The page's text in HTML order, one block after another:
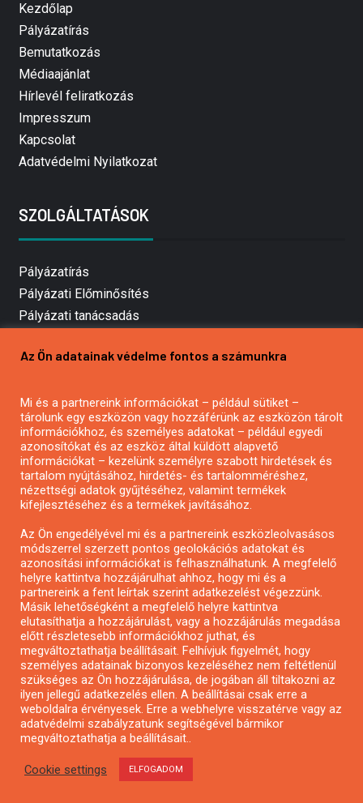
Kezdőlap
Pályázatírás
Bemutatkozás
Médiaajánlat
Hírlevél feliratkozás
Impresszum
Kapcsolat
Adatvédelmi Nyilatkozat
SZOLGÁLTATÁSOK
Pályázatírás
Pályázati Előminősítés
Pályázati tanácsadás
Mezőgazdasági pályázatírás
Pályázatírás civil szervezeteknek
Pályázatírás önkormányzatoknak
Pályázatfigyelés
Specifikus pályázatfigyelés vagy hírlevél
Pályázatok magánszemélyeknek
Pályázatok civil szervezeteknek
Pályázatok vállalkozásoknak
Önkormányzati pályázatok
Mezőgazdasági pályázatok
Falusi turizmus pályázatok
Napelem pályázatok
GINOP pályázatok
Copyright © All rights reserved.
Az Ön adatainak védelme fontos a számunkra
Mi és a partnereink információkat – például sütiket –
tárolunk egy eszközön vagy hozzáférünk az eszközön tárolt
információkhoz, és személyes adatokat – például egyedi
azonosítókat és az eszköz által küldött alapvető
információkat – kezelünk személyre szabott hirdetések és
tartalom nyújtásához, hirdetés- és tartalomméréshez,
nézettségi adatok gyűjtéséhez, valamint termékek
kifejlesztéséhez és a termékek javításához.
Az Ön engedélyével mi és a partnereink eszközleolvasásos
módszerrel szerzett pontos geolokációs adatokat és
azonosítási információkat is felhasználhatunk. A megfelelő
helyre kattintva hozzájárulhat ahhoz, hogy mi és a
partnereink a fent leírtak szerint adatkezelést végezzünk.
Másik lehetőségként a megfelelő helyre kattintva
elutasíthatja a hozzájárulást, vagy a hozzájárulás megadása
előtt részletesebb információkhoz juthat, és
megváltoztathatja beállításait. Felhívjuk figyelmét, hogy
személyes adatainak bizonyos kezeléséhez nem feltétlenül
szükséges az Ön hozzájárulása, de jogában áll tiltakozni az
ilyen jellegű adatkezelés ellen. A beállításai csak erre a
weboldalra érvényesek. Erre a webhelyre visszatérve vagy az
adatvédelmi szabályzatunk segítségével bármikor
megváltoztathatja a beállításait..
Cookie settings ELFOGADOM